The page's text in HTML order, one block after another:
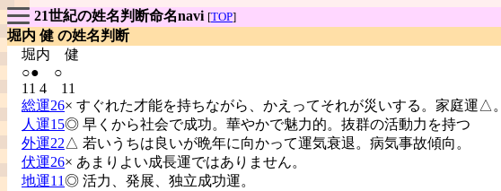
21世紀の姓名判断命名navi [TOP]
堀内 健 の姓名判断
堀内 健
○● ○
11 4 11
総運26× すぐれた才能を持ちながら、かえってそれが災いする。家庭運△。
人運15◎ 早くから社会で成功。華やかで魅力的。抜群の活動力を持つ
外運22△ 若いうちは良いが晩年に向かって運気衰退。病気事故傾向。
伏運26× あまりよい成長運ではありません。
地運11◎ 活力、発展、独立成功運。